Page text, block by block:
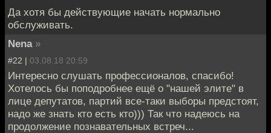
Да хотя бы действующие начать нормально
обслуживать.
Nena »
#22 | 03.08.18 20:59
Интересно слушать профессионалов, спасибо!
Хотелось бы поподробнее ещё о "нашей элите" в
лице депутатов, партий все-таки выборы предстоят,
надо же знать кто есть кто))) Так что надеюсь на
продолжение познавательных встреч...